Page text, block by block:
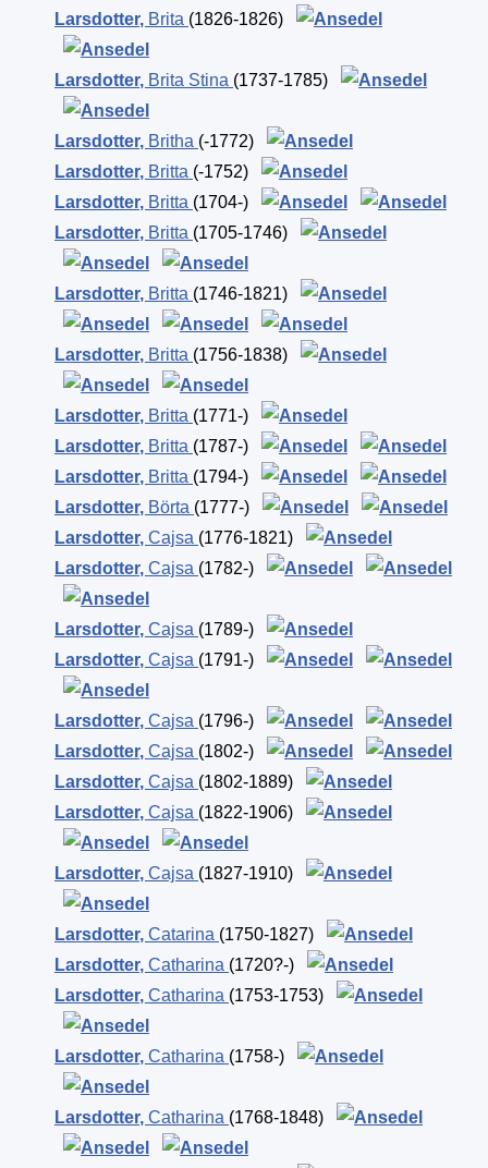
Larsdotter, Brita (1826-1826)
Larsdotter, Brita Stina (1737-1785)
Larsdotter, Britha (-1772)
Larsdotter, Britta (-1752)
Larsdotter, Britta (1704-)
Larsdotter, Britta (1705-1746)
Larsdotter, Britta (1746-1821)
Larsdotter, Britta (1756-1838)
Larsdotter, Britta (1771-)
Larsdotter, Britta (1787-)
Larsdotter, Britta (1794-)
Larsdotter, Börta (1777-)
Larsdotter, Cajsa (1776-1821)
Larsdotter, Cajsa (1782-)
Larsdotter, Cajsa (1789-)
Larsdotter, Cajsa (1791-)
Larsdotter, Cajsa (1796-)
Larsdotter, Cajsa (1802-)
Larsdotter, Cajsa (1802-1889)
Larsdotter, Cajsa (1822-1906)
Larsdotter, Cajsa (1827-1910)
Larsdotter, Catarina (1750-1827)
Larsdotter, Catharina (1720?-)
Larsdotter, Catharina (1753-1753)
Larsdotter, Catharina (1758-)
Larsdotter, Catharina (1768-1848)